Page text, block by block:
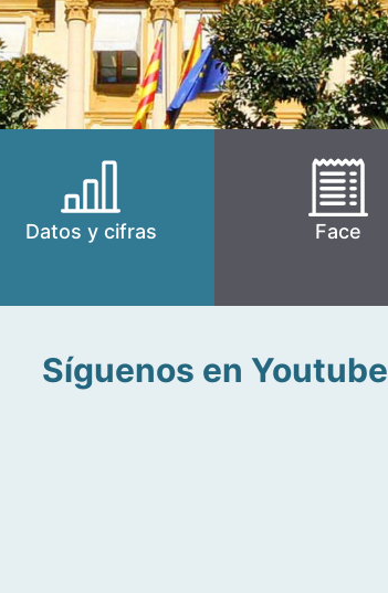
Datos y cifras Face
Síguenos en Youtube